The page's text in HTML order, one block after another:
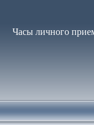
Часы личного